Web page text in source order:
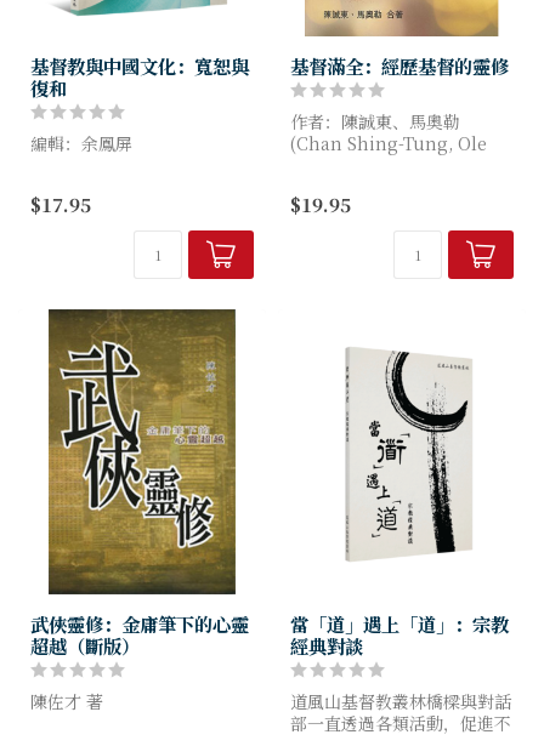
基督教與中國文化：寬恕與
復和
編輯：余鳳屏
部一直透過各類活動，促進不
同宗教信仰者相互交流和對
話，從而突破信仰固有藩籬，
開拓更廣闊的視野。本書衍生
$17.95
基督滿全：經歷基督的靈修
作者：陳誠東、馬奧勒
(Chan Shing-Tung, Ole
一切靈修操練，都指向經驗基
督的臨在（Being pre...
$19.95
武俠靈修：金庸筆下的心靈
超越（斷版）
陳佐才 著
當「道」遇上「道」：宗教
經典對談
道風山基督教叢林橋樑與對話
部一直透過各類活動，促進不